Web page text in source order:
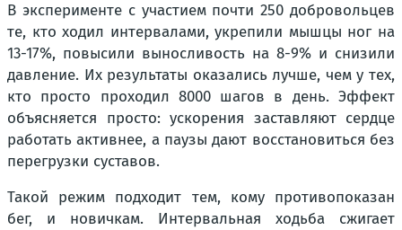
В эксперименте с участием почти 250 добровольцев
те, кто ходил интервалами, укрепили мышцы ног на
13-17%, повысили выносливость на 8-9% и снизили
давление. Их результаты оказались лучше, чем у тех,
кто просто проходил 8000 шагов в день. Эффект
объясняется просто: ускорения заставляют сердце
работать активнее, а паузы дают восстановиться без
перегрузки суставов.
Такой режим подходит тем, кому противопоказан
бег, и новичкам. Интервальная ходьба сжигает